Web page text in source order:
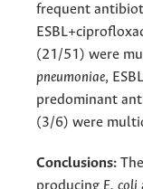
frequent
(21/51) were
pneumoniae,
predominant
(3/6) were
Conclusions:
producing E. coli